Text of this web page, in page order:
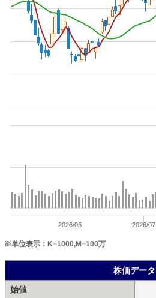
2026/06 2026/07
※単位表示：K=1000,M=100万
株価データ
始値